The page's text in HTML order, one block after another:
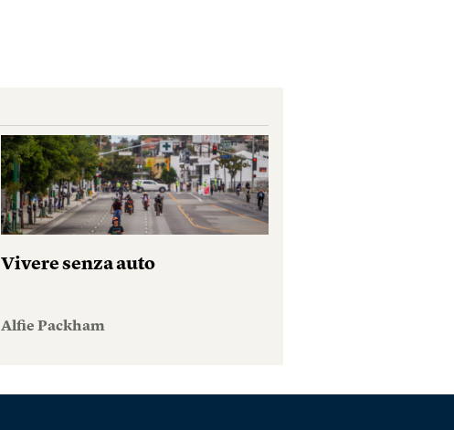
Vivere senza auto
Alfie Packham